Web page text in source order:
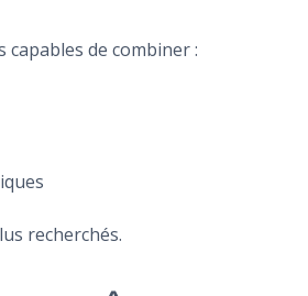
de combiner :
recherchés.